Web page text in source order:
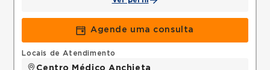
Agende uma consulta
Locais de Atendimento
Centro Médico Anchieta